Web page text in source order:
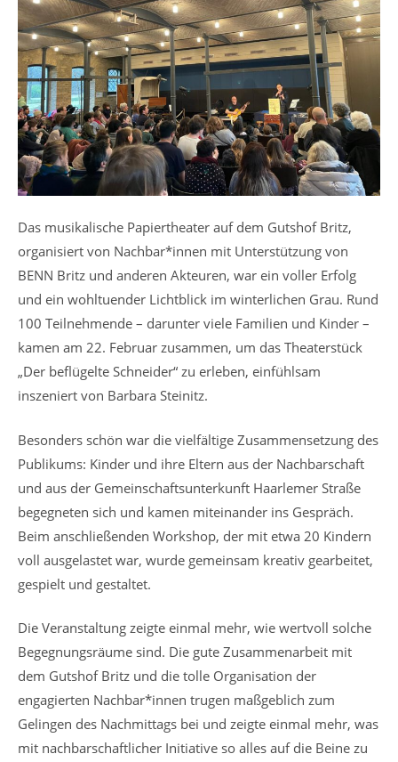
Das musikalische Papiertheater auf dem Gutshof Britz,
organisiert von Nachbar*innen mit Unterstützung von
BENN Britz und anderen Akteuren, war ein voller Erfolg
und ein wohltuender Lichtblick im winterlichen Grau. Rund
100 Teilnehmende – darunter viele Familien und Kinder –
kamen am 22. Februar zusammen, um das Theaterstück
„Der beflügelte Schneider“ zu erleben, einfühlsam
inszeniert von Barbara Steinitz.
Besonders schön war die vielfältige Zusammensetzung des
Publikums: Kinder und ihre Eltern aus der Nachbarschaft
und aus der Gemeinschaftsunterkunft Haarlemer Straße
begegneten sich und kamen miteinander ins Gespräch.
Beim anschließenden Workshop, der mit etwa 20 Kindern
voll ausgelastet war, wurde gemeinsam kreativ gearbeitet,
gespielt und gestaltet.
Die Veranstaltung zeigte einmal mehr, wie wertvoll solche
Begegnungsräume sind. Die gute Zusammenarbeit mit
dem Gutshof Britz und die tolle Organisation der
engagierten Nachbar*innen trugen maßgeblich zum
Gelingen des Nachmittags bei und zeigte einmal mehr, was
mit nachbarschaftlicher Initiative so alles auf die Beine zu